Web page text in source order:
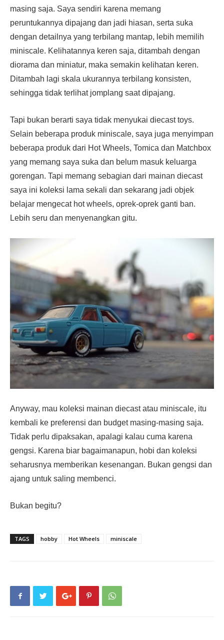
masing saja. Saya sendiri karena memang
peruntukannya dipajang dan jadi hiasan, serta suka
dengan detailnya yang terbilang mantap, lebih memilih
miniscale. Kelihatannya keren saja, ditambah dengan
diorama dan miniatur, maka semakin kelihatan keren.
Ditambah lagi skala ukurannya terbilang konsisten,
sehingga tidak terlihat jomplang saat dipajang.
Tapi bukan berarti saya tidak menyukai diecast toys.
Selain beberapa produk miniscale, saya juga menyimpan
beberapa produk dari Hot Wheels, Tomica dan Matchbox
yang memang saya suka dan belum masuk keluarga
gorengan. Tapi memang sebagian dari mainan diecast
saya ini koleksi lama sekali dan sekarang jadi objek
belajar mengecat hot wheels, oprek-oprek ganti ban.
Lebih seru dan menyenangkan gitu.
Anyway, mau koleksi mainan diecast atau miniscale, itu
kembali ke preferensi dan budget masing-masing saja.
Tidak perlu dipaksakan, apalagi kalau cuma karena
gengsi. Karena biar bagaimanapun, hobi dan koleksi
seharusnya memberikan kesenangan. Bukan gengsi dan
ajang untuk saling membenci.
Bukan begitu?
TAGS hobby Hot Wheels miniscale